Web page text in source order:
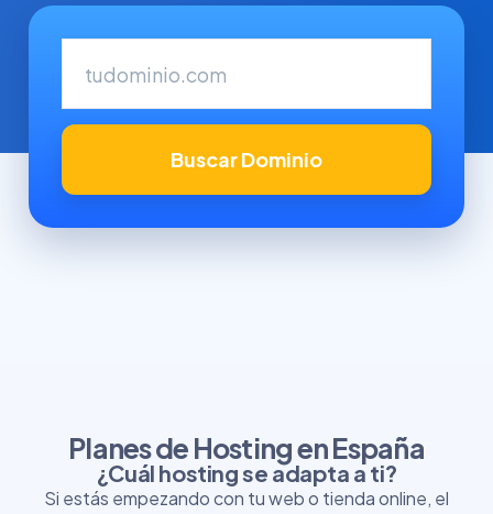
Buscar Dominio
Planes de Hosting en España
¿Cuál hosting se adapta a ti?
Si estás empezando con tu web o tienda online, el